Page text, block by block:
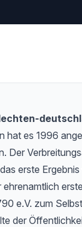
hat es 1996
Der
erste
e.V. zum
der